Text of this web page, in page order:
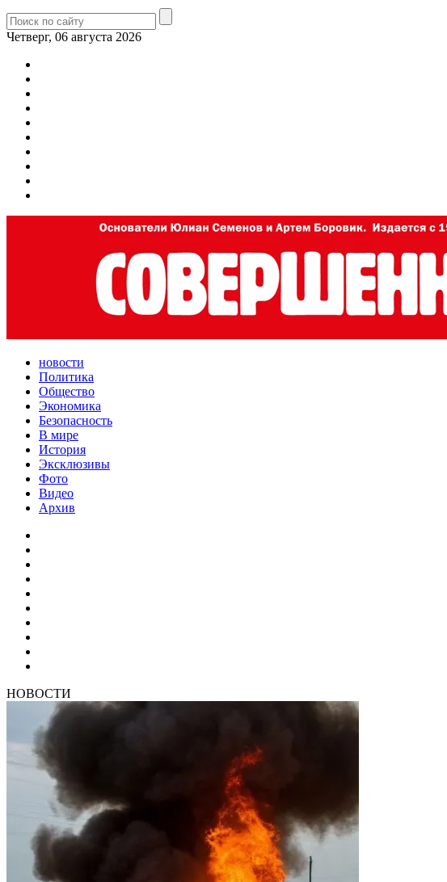
Четверг, 06 августа 2026
новости
Политика
Общество
Экономика
Безопасность
В мире
История
Эксклюзивы
Фото
Видео
Архив
НОВОСТИ